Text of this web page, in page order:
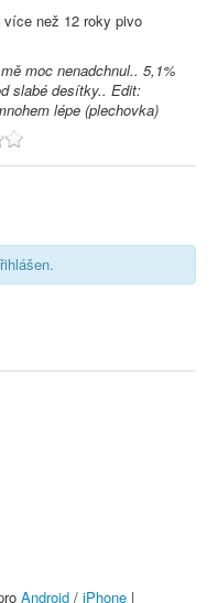
více než 12 roky pivo
moc nenadchnul.. 5,1%
slabé desítky.. Edit:
lépe (plechovka)
Android / iPhone |